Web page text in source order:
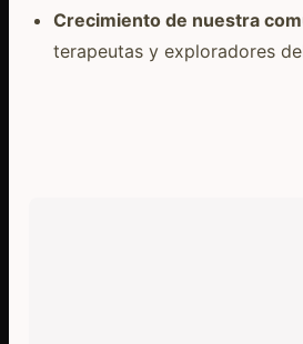
Crecimiento de nuestra
terapeutas y exploradores